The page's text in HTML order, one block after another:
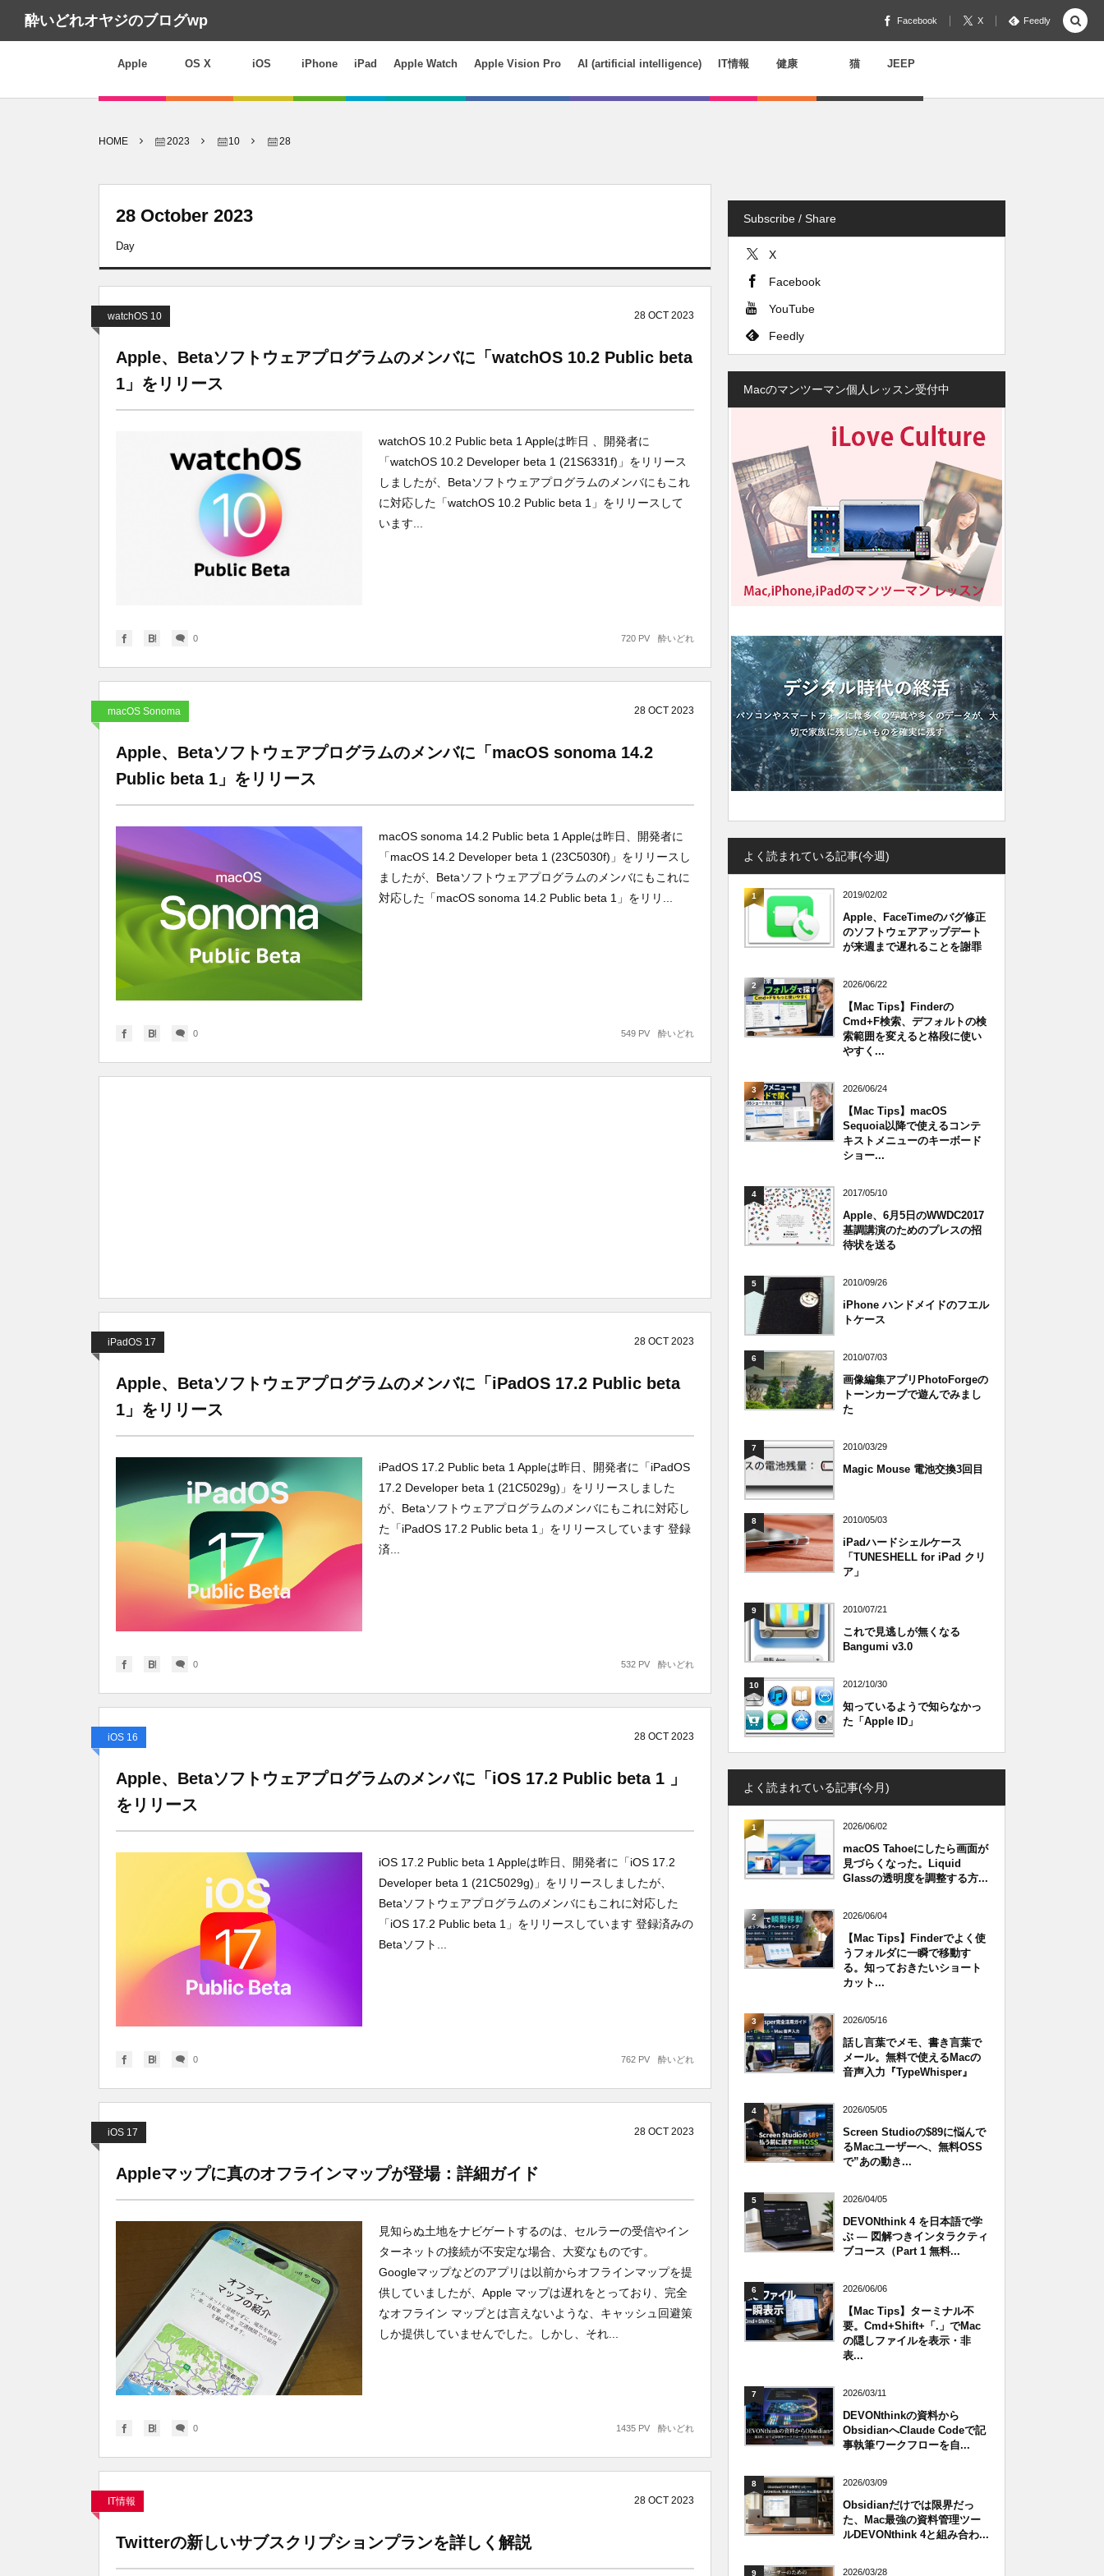
酔いどれオヤジのブログwp Facebook X Feedly
Apple OS X iOS iPhone iPad Apple Watch Apple Vision Pro AI (artificial intelligence) IT情報 健康 猫 JEEP
HOME 2023 10 28
28 October 2023
Day
watchOS 10 28 OCT 2023
Apple、Betaソフトウェアプログラムのメンバに「watchOS 10.2 Public beta
1」をリリース
watchOS 10.2 Public beta 1 Appleは昨日 、開発者に
「watchOS 10.2 Developer beta 1 (21S6331f)」をリリース
しましたが、Betaソフトウェアプログラムのメンバにもこれ
に対応した「watchOS 10.2 Public beta 1」をリリースして
います...
0 酔いどれ
720 PV
macOS Sonoma 28 OCT 2023
Apple、Betaソフトウェアプログラムのメンバに「macOS sonoma 14.2
Public beta 1」をリリース
macOS sonoma 14.2 Public beta 1 Appleは昨日、開発者に
「macOS 14.2 Developer beta 1 (23C5030f)」をリリースし
ましたが、Betaソフトウェアプログラムのメンバにもこれに
対応した「macOS sonoma 14.2 Public beta 1」をリリ...
0 酔いどれ
549 PV
iPadOS 17 28 OCT 2023
Apple、Betaソフトウェアプログラムのメンバに「iPadOS 17.2 Public beta
1」をリリース
iPadOS 17.2 Public beta 1 Appleは昨日、開発者に「iPadOS
17.2 Developer beta 1 (21C5029g)」をリリースしました
が、Betaソフトウェアプログラムのメンバにもこれに対応し
た「iPadOS 17.2 Public beta 1」をリリースしています 登録
済...
0 酔いどれ
532 PV
iOS 16 28 OCT 2023
Apple、Betaソフトウェアプログラムのメンバに「iOS 17.2 Public beta 1 」
をリリース
iOS 17.2 Public beta 1 Appleは昨日、開発者に「iOS 17.2
Developer beta 1 (21C5029g)」をリリースしましたが、
Betaソフトウェアプログラムのメンバにもこれに対応した
「iOS 17.2 Public beta 1」をリリースしています 登録済みの
Betaソフト...
0 酔いどれ
762 PV
iOS 17 28 OCT 2023
Appleマップに真のオフラインマップが登場：詳細ガイド
見知らぬ土地をナビゲートするのは、セルラーの受信やイン
ターネットの接続が不安定な場合、大変なものです。
Googleマップなどのアプリは以前からオフラインマップを提
供していましたが、Apple マップは遅れをとっており、完全
なオフライン マップとは言えないような、キャッシュ回避策
しか提供していませんでした。しかし、それ...
0 酔いどれ
1435 PV
IT情報 28 OCT 2023
Twitterの新しいサブスクリプションプランを詳しく解説
Subscribe / Share
X
Facebook
YouTube
Feedly
Macのマンツーマン個人レッスン受付中
よく読まれている記事(今週)
1 2019/02/02
Apple、FaceTimeのバグ修正
のソフトウェアアップデート
が来週まで遅れることを謝罪
2 2026/06/22
【Mac Tips】Finderの
Cmd+F検索、デフォルトの検
索範囲を変えると格段に使い
やすく...
3 2026/06/24
【Mac Tips】macOS
Sequoia以降で使えるコンテ
キストメニューのキーボード
ショー...
4 2017/05/10
Apple、6月5日のWWDC2017
基調講演のためのプレスの招
待状を送る
5 2010/09/26
iPhone ハンドメイドのフエル
トケース
6 2010/07/03
画像編集アプリPhotoForgeの
トーンカーブで遊んでみまし
た
7 2010/03/29
Magic Mouse 電池交換3回目
8 2010/05/03
iPadハードシェルケース
「TUNESHELL for iPad クリ
ア」
9 2010/07/21
これで見逃しが無くなる
Bangumi v3.0
10 2012/10/30
知っているようで知らなかっ
た「Apple ID」
よく読まれている記事(今月)
1 2026/06/02
macOS Tahoeにしたら画面が
見づらくなった。Liquid
Glassの透明度を調整する方...
2 2026/06/04
【Mac Tips】Finderでよく使
うフォルダに一瞬で移動す
る。知っておきたいショート
カット...
3 2026/05/16
話し言葉でメモ、書き言葉で
メール。無料で使えるMacの
音声入力『TypeWhisper』
4 2026/05/05
Screen Studioの$89に悩んで
るMacユーザーへ、無料OSS
で”あの動き...
5 2026/04/05
DEVONthink 4 を日本語で学
ぶ — 図解つきインタラクティ
ブコース（Part 1 無料...
6 2026/06/06
【Mac Tips】ターミナル不
要。Cmd+Shift+「.」でMac
の隠しファイルを表示・非
表...
7 2026/03/11
DEVONthinkの資料から
ObsidianへClaude Codeで記
事執筆ワークフローを自...
8 2026/03/09
Obsidianだけでは限界だっ
た、Mac最強の資料管理ツー
ルDEVONthink 4と組み合わ...
9 2026/03/28